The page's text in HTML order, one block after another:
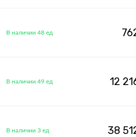
В наличии 48 ед
В наличии 49 ед 12
В наличии 3 ед 38